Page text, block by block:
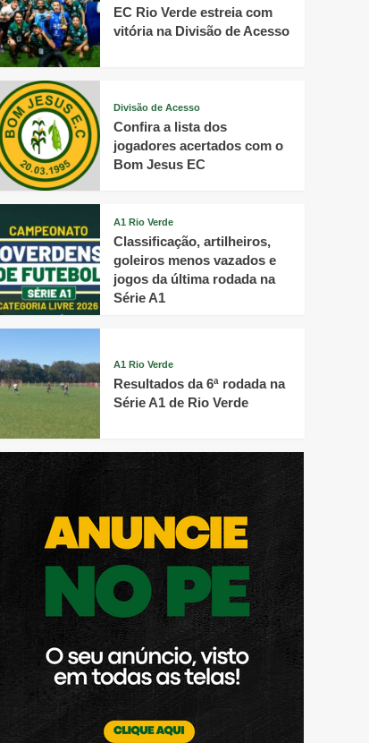
EC Rio Verde estreia com
vitória na Divisão de Acesso
Divisão de Acesso
Confira a lista dos
jogadores acertados com o
Bom Jesus EC
A1 Rio Verde
Classificação, artilheiros,
goleiros menos vazados e
jogos da última rodada na
Série A1
A1 Rio Verde
Resultados da 6ª rodada na
Série A1 de Rio Verde